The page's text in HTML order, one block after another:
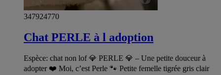
347924770
Chat PERLE à l adoption
Espèce: chat non lof 💎 PERLE 💎 – Une petite douceur à
adopter ❤️ Moi, c’est Perle 🐾 Petite femelle tigrée gris clair